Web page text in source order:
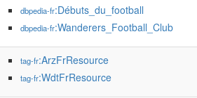
dbpedia-fr:Débuts_du_football
dbpedia-fr:Wanderers_Football_Club
tag-fr:ArzFrResource
tag-fr:WdtFrResource